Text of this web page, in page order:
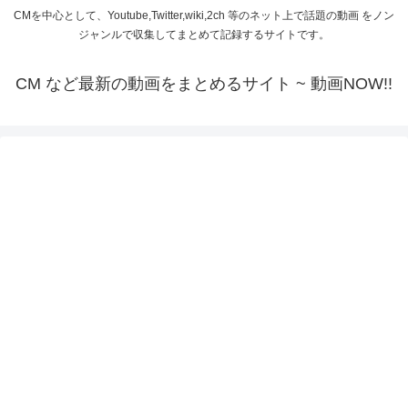
CMを中心として、Youtube,Twitter,wiki,2ch 等のネット上で話題の動画 をノン
ジャンルで収集してまとめて記録するサイトです。
CM など最新の動画をまとめるサイト ~ 動画NOW!!